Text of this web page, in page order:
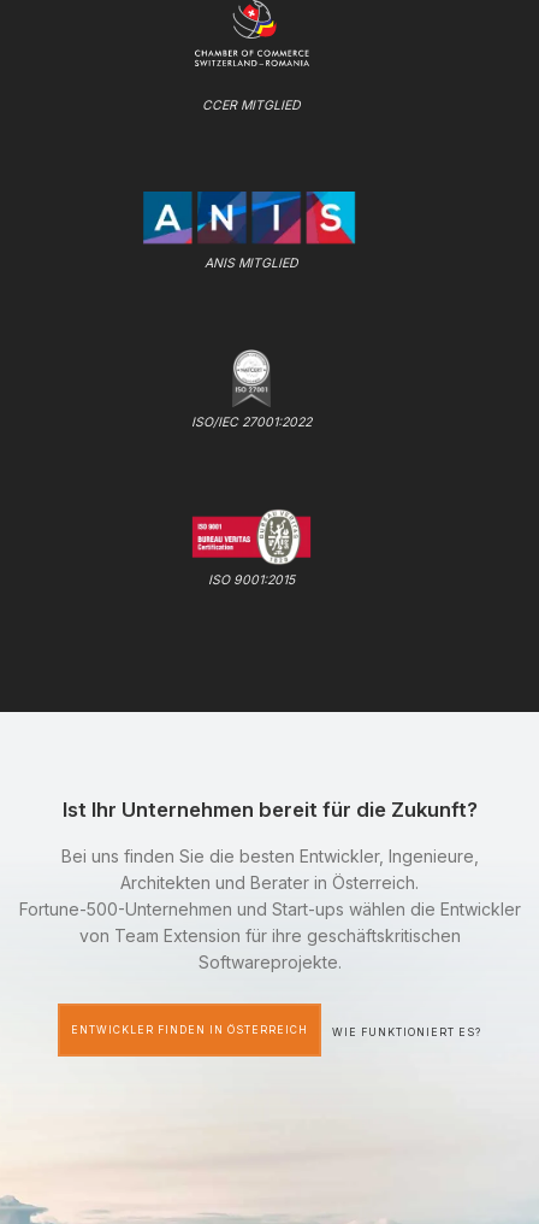
CCER MITGLIED
ANIS MITGLIED
ISO/IEC 27001:2022
ISO 9001:2015
Ist Ihr Unternehmen bereit für die Zukunft?
Bei uns finden Sie die besten Entwickler, Ingenieure,
Architekten und Berater in Österreich.
Fortune-500-Unternehmen und Start-ups wählen die Entwickler
von Team Extension für ihre geschäftskritischen
Softwareprojekte.
ENTWICKLER FINDEN IN ÖSTERREICH WIE FUNKTIONIERT ES?